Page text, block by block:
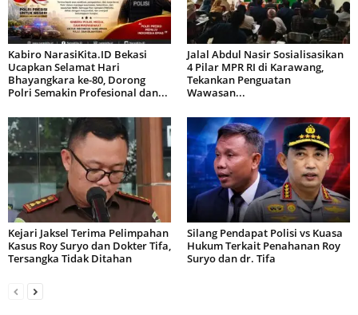
Kabiro NarasiKita.ID Bekasi
Ucapkan Selamat Hari
Bhayangkara ke-80, Dorong
Polri Semakin Profesional dan...
Jalal Abdul Nasir Sosialisasikan
4 Pilar MPR RI di Karawang,
Tekankan Penguatan
Wawasan...
Kejari Jaksel Terima Pelimpahan
Kasus Roy Suryo dan Dokter Tifa,
Tersangka Tidak Ditahan
Silang Pendapat Polisi vs Kuasa
Hukum Terkait Penahanan Roy
Suryo dan dr. Tifa